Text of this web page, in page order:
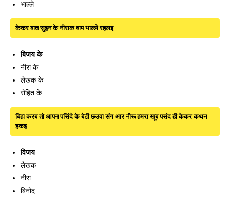
भाल्ले
केकर बात सुइन के नीराक बाप भाल्ले रहलइ
बिजय के
नीरा के
लेखक के
रोहित के
बिहा करब तो आपन पसिंदे के बेटी छउवा संग आर नीरू हमरा खूब पसंद ही केकर कथन
हकइ
विजय
लेखक
नीरा
बिनोद